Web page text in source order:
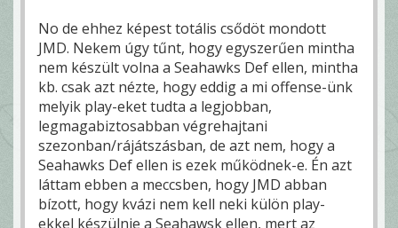
No de ehhez képest totális csődöt mondott
JMD. Nekem úgy tűnt, hogy egyszerűen mintha
nem készült volna a Seahawks Def ellen, mintha
kb. csak azt nézte, hogy eddig a mi offense-ünk
melyik play-eket tudta a legjobban,
legmagabiztosabban végrehajtani
szezonban/rájátszásban, de azt nem, hogy a
Seahawks Def ellen is ezek működnek-e. Én azt
láttam ebben a meccsben, hogy JMD abban
bízott, hogy kvázi nem kell neki külön play-
ekkel készülnie a Seahawsk ellen, mert az